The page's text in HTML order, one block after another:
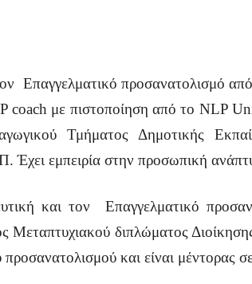
Επαγγελματικό προσανατολισμό
με πιστοποίηση από το NLP
Τμήματος Δημοτικής
εμπειρία στην προσωπική
και τον Επαγγελματικό
διπλώματος
και είναι μέντορας